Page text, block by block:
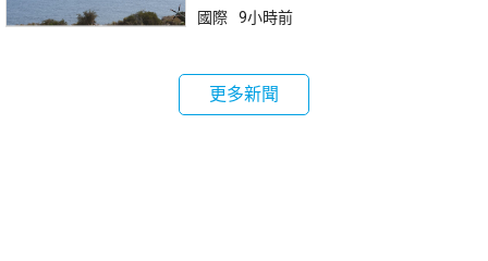
國際 9小時前
更多新聞